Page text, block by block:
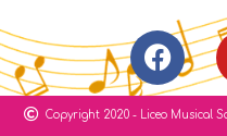
Copyright 2020 - Liceo Musical